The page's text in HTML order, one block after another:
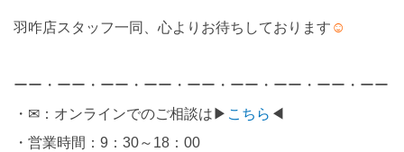
羽咋店スタッフ一同、心よりお待ちしております ☺
ーー・ーー・ーー・ーー・ーー・ーー・ーー・ーー・ーー
・✉：オンラインでのご相談は▶ こちら ◀
・営業時間：9：30～18：00